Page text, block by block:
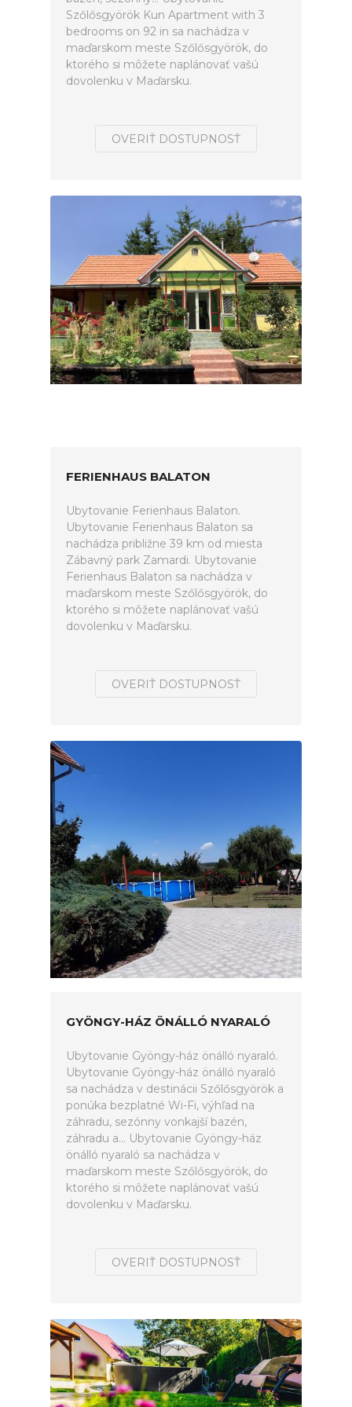
Szőlősgyörök Kun Apartment with 3
bedrooms on 92 in sa nachádza v
maďarskom meste Szőlősgyörök, do
ktorého si môžete naplánovať vašú
dovolenku v Maďarsku.
OVERIŤ DOSTUPNOSŤ
FERIENHAUS BALATON
Ubytovanie Ferienhaus Balaton.
Ubytovanie Ferienhaus Balaton sa
nachádza približne 39 km od miesta
Zábavný park Zamardi. Ubytovanie
Ferienhaus Balaton sa nachádza v
maďarskom meste Szőlősgyörök, do
ktorého si môžete naplánovať vašú
dovolenku v Maďarsku.
OVERIŤ DOSTUPNOSŤ
GYÖNGY-HÁZ ÖNÁLLÓ NYARALÓ
Ubytovanie Gyöngy-ház önálló nyaraló.
Ubytovanie Gyöngy-ház önálló nyaraló
sa nachádza v destinácii Szőlősgyörök a
ponúka bezplatné Wi-Fi, výhľad na
záhradu, sezónny vonkajší bazén,
záhradu a... Ubytovanie Gyöngy-ház
önálló nyaraló sa nachádza v
maďarskom meste Szőlősgyörök, do
ktorého si môžete naplánovať vašú
dovolenku v Maďarsku.
OVERIŤ DOSTUPNOSŤ